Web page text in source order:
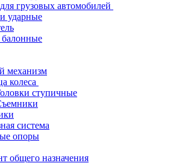
грузовых автомобилей
ударные
механизм
колеса
ступичные
система
опоры